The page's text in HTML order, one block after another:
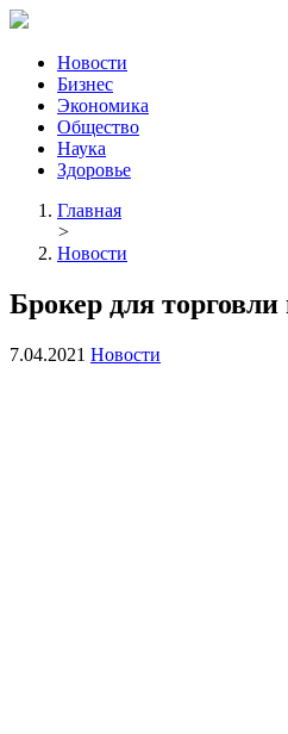
Новости
Бизнес
Экономика
Общество
Наука
Здоровье
Главная
>
Новости
Брокер для торговли
7.04.2021 Новости